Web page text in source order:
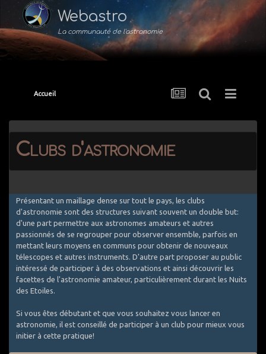
Webastro
La communauté de l'astronomie
Accueil
Clubs d'astronomie
Présentant un maillage dense sur tout le pays, les clubs
d'astronomie sont des structures suivant souvent un double but:
d'une part permettre aux astronomes amateurs et autres
passionnés de se regrouper pour observer ensemble, parfois en
mettant leurs moyens en communs pour obtenir de nouveaux
télescopes et autres instruments. D'autre part proposer au public
intéressé de participer à des observations et ainsi découvrir les
facettes de l'astronomie amateur, particulièrement durant les Nuits
des Etoiles.
Si vous êtes débutant et que vous souhaitez vous lancer en
astronomie, il est conseillé de participer à un club pour mieux vous
initier à cette pratique!